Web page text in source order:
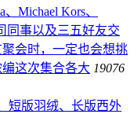
Michael Kors、
同事以及三五好友交
会时，一定也会想挑
这次集合各大 19076
短版羽绒、长版西外